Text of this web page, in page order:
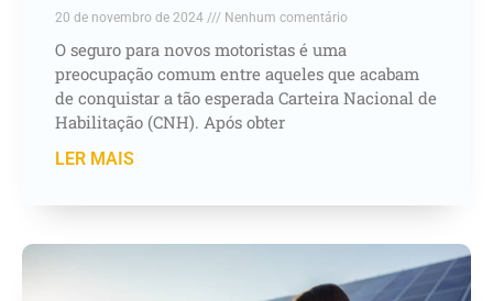
20 de novembro de 2024 Nenhum comentário
O seguro para novos motoristas é uma
preocupação comum entre aqueles que acabam
de conquistar a tão esperada Carteira Nacional de
Habilitação (CNH). Após obter
LER MAIS